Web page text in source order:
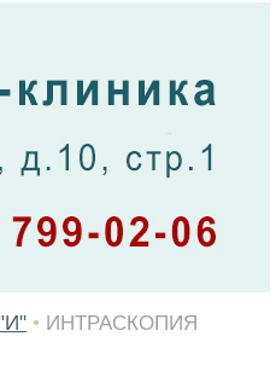
• ИНТРАСКОПИЯ